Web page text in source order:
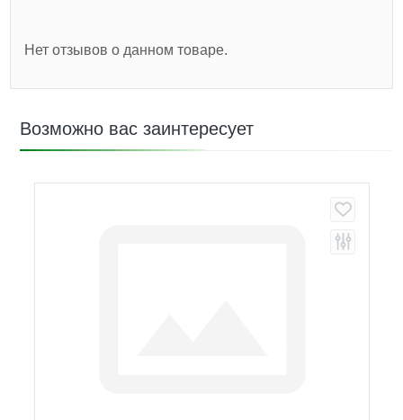
Нет отзывов о данном товаре.
Возможно вас заинтересует